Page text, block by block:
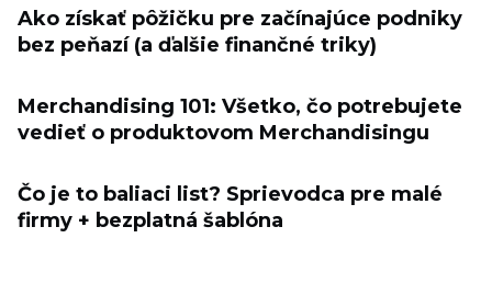
Ako získať pôžičku pre začínajúce podniky
bez peňazí (a ďalšie finančné triky)
Merchandising 101: Všetko, čo potrebujete
vedieť o produktovom Merchandisingu
Čo je to baliaci list? Sprievodca pre malé
firmy + bezplatná šablóna